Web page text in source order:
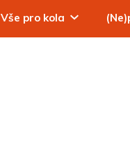
Vše pro kola